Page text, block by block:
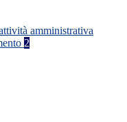
amministrativa
2